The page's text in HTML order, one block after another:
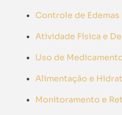
Controle de Edemas
Atividade Física e
Uso de
Alimentação e
Monitoramento e